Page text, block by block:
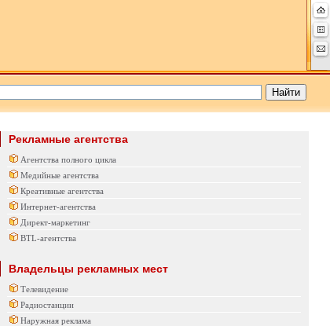
Рекламные агентства
Агентства полного цикла
Медийные агентства
Креативные агентства
Интернет-агентства
Директ-маркетинг
BTL-агентства
Владельцы рекламных мест
Телевидение
Радиостанции
Наружная реклама